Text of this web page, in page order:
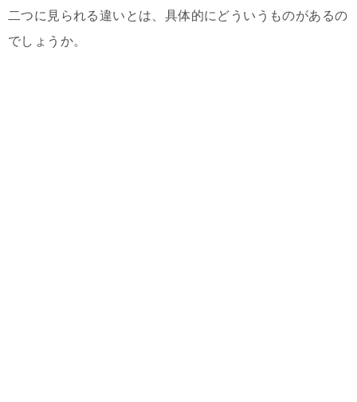
二つに見られる違いとは、具体的にどういうものがあるの
でしょうか。